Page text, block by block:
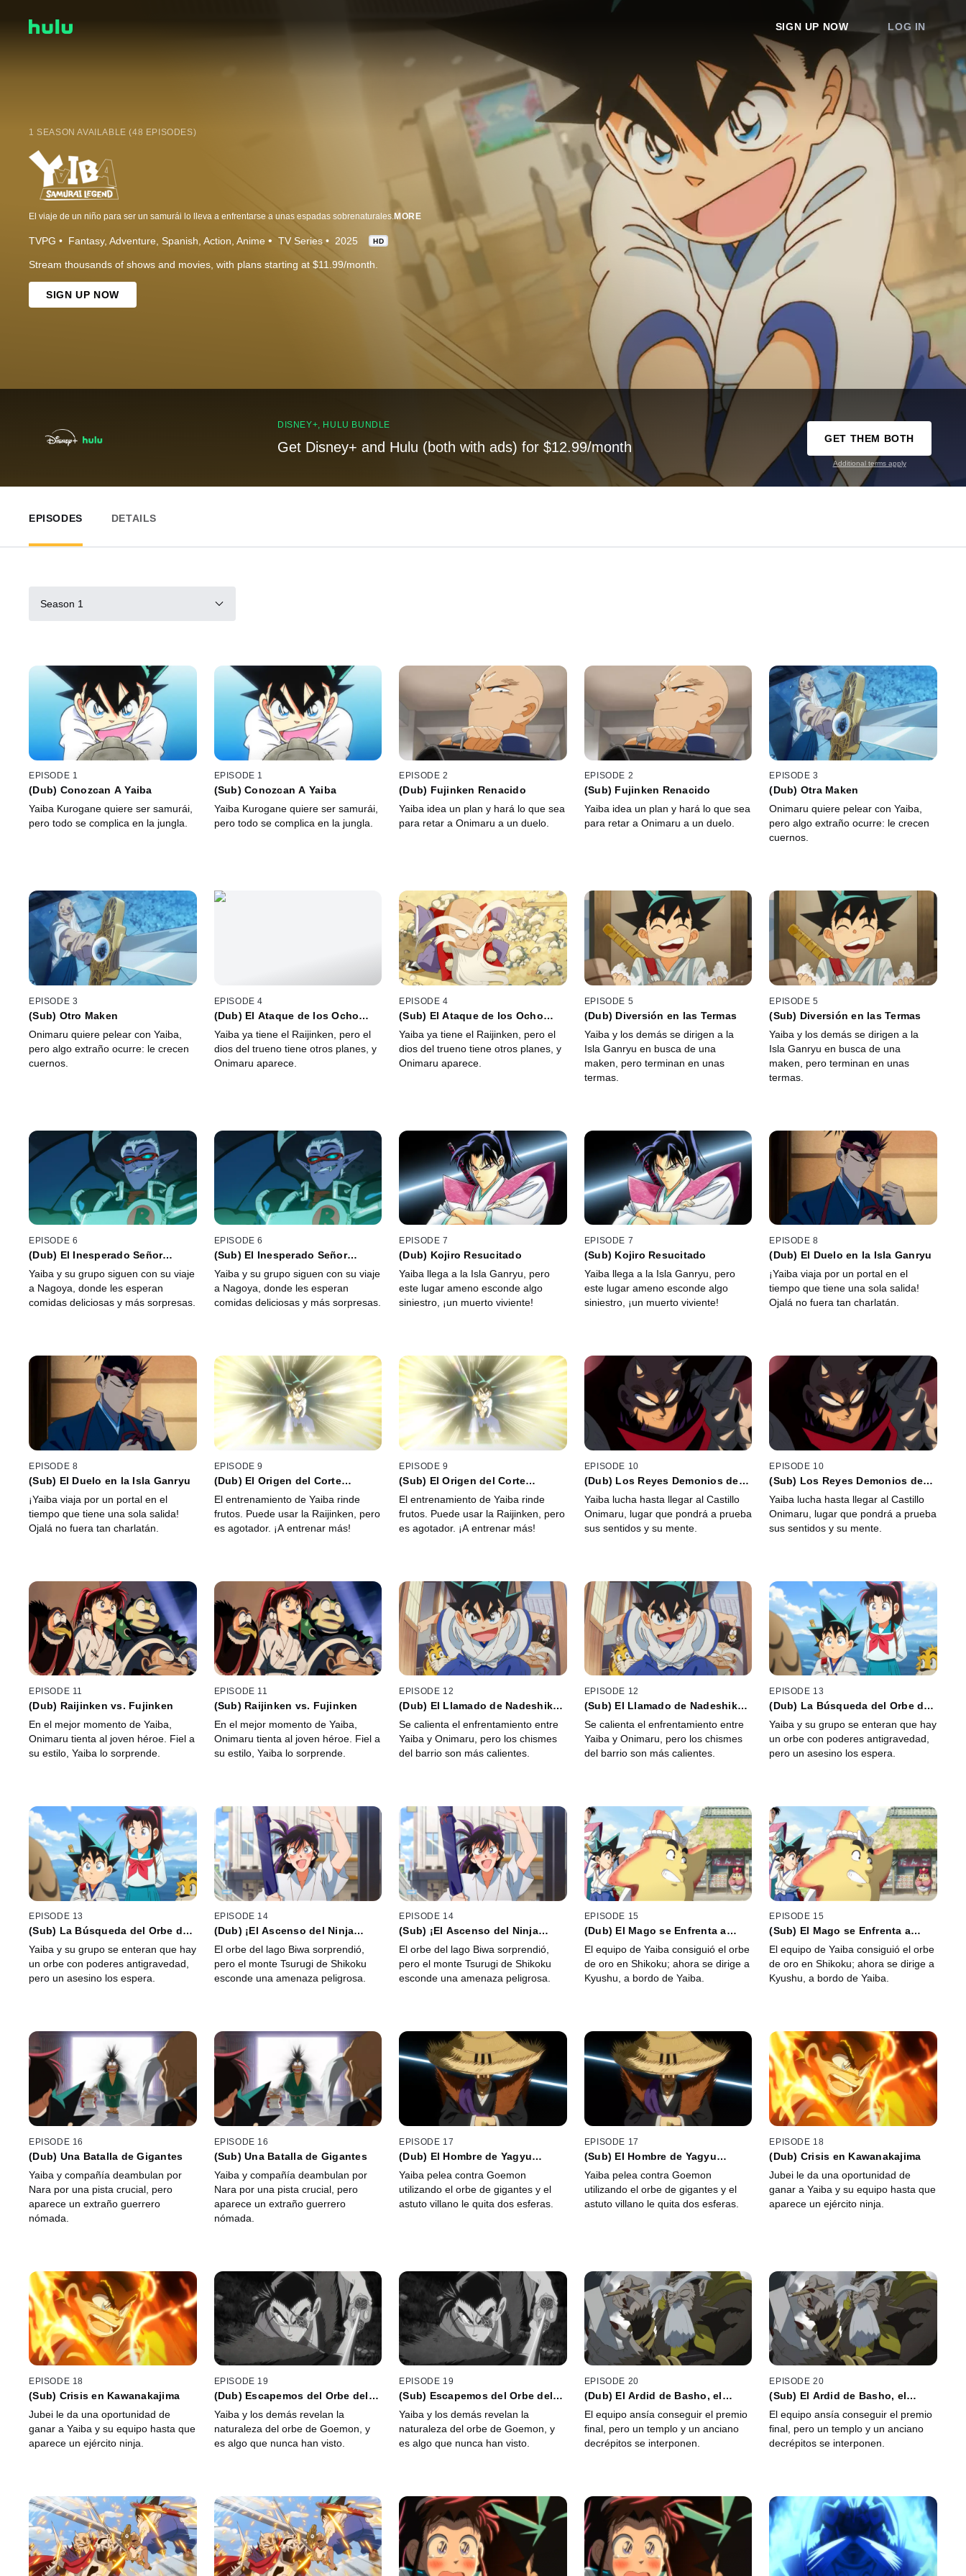
SIGN UP NOW LOG IN
1 SEASON AVAILABLE (48 EPISODES)
El viaje de un niño para ser un samurái lo lleva a enfrentarse a unas espadas sobrenaturales. MORE
TVPG Fantasy Adventure Spanish Action Anime TV Series 2025 HD
Stream thousands of shows and movies, with plans starting at $11.99/month.
SIGN UP NOW
DISNEY+, HULU BUNDLE
Get Disney+ and Hulu (both with ads) for $12.99/month
GET THEM BOTH
Additional terms apply
EPISODES DETAILS
Season 1
EPISODE 1
(Dub) Conozcan A Yaiba
Yaiba Kurogane quiere ser samurái,
pero todo se complica en la jungla.
EPISODE 1
(Sub) Conozcan A Yaiba
Yaiba Kurogane quiere ser samurái,
pero todo se complica en la jungla.
EPISODE 2
(Dub) Fujinken Renacido
Yaiba idea un plan y hará lo que sea
para retar a Onimaru a un duelo.
EPISODE 2
(Sub) Fujinken Renacido
Yaiba idea un plan y hará lo que sea
para retar a Onimaru a un duelo.
EPISODE 3
(Dub) Otra Maken
Onimaru quiere pelear con Yaiba,
pero algo extraño ocurre: le crecen
cuernos.
EPISODE 3
(Sub) Otro Maken
Onimaru quiere pelear con Yaiba,
pero algo extraño ocurre: le crecen
cuernos.
EPISODE 4
(Dub) El Ataque de los Ocho
Yaiba ya tiene el Raijinken, pero el
dios del trueno tiene otros planes, y
Onimaru aparece.
EPISODE 4
(Sub) El Ataque de los Ocho
Yaiba ya tiene el Raijinken, pero el
dios del trueno tiene otros planes, y
Onimaru aparece.
EPISODE 5
(Dub) Diversión en las Termas
Yaiba y los demás se dirigen a la
Isla Ganryu en busca de una
maken, pero terminan en unas
termas.
EPISODE 5
(Sub) Diversión en las Termas
Yaiba y los demás se dirigen a la
Isla Ganryu en busca de una
maken, pero terminan en unas
termas.
EPISODE 6
(Dub) El Inesperado Señor
Yaiba y su grupo siguen con su viaje
a Nagoya, donde les esperan
comidas deliciosas y más sorpresas.
EPISODE 6
(Sub) El Inesperado Señor
Yaiba y su grupo siguen con su viaje
a Nagoya, donde les esperan
comidas deliciosas y más sorpresas.
EPISODE 7
(Dub) Kojiro Resucitado
Yaiba llega a la Isla Ganryu, pero
este lugar ameno esconde algo
siniestro, ¡un muerto viviente!
EPISODE 7
(Sub) Kojiro Resucitado
Yaiba llega a la Isla Ganryu, pero
este lugar ameno esconde algo
siniestro, ¡un muerto viviente!
EPISODE 8
(Dub) El Duelo en la Isla Ganryu
¡Yaiba viaja por un portal en el
tiempo que tiene una sola salida!
Ojalá no fuera tan charlatán.
EPISODE 8
(Sub) El Duelo en la Isla Ganryu
¡Yaiba viaja por un portal en el
tiempo que tiene una sola salida!
Ojalá no fuera tan charlatán.
EPISODE 9
(Dub) El Origen del Corte
El entrenamiento de Yaiba rinde
frutos. Puede usar la Raijinken, pero
es agotador. ¡A entrenar más!
EPISODE 9
(Sub) El Origen del Corte
El entrenamiento de Yaiba rinde
frutos. Puede usar la Raijinken, pero
es agotador. ¡A entrenar más!
EPISODE 10
(Dub) Los Reyes Demonios de
Yaiba lucha hasta llegar al Castillo
Onimaru, lugar que pondrá a prueba
sus sentidos y su mente.
EPISODE 10
(Sub) Los Reyes Demonios de
Yaiba lucha hasta llegar al Castillo
Onimaru, lugar que pondrá a prueba
sus sentidos y su mente.
EPISODE 11
(Dub) Raijinken vs. Fujinken
En el mejor momento de Yaiba,
Onimaru tienta al joven héroe. Fiel a
su estilo, Yaiba lo sorprende.
EPISODE 11
(Sub) Raijinken vs. Fujinken
En el mejor momento de Yaiba,
Onimaru tienta al joven héroe. Fiel a
su estilo, Yaiba lo sorprende.
EPISODE 12
(Dub) El Llamado de Nadeshiko
Se calienta el enfrentamiento entre
Yaiba y Onimaru, pero los chismes
del barrio son más calientes.
EPISODE 12
(Sub) El Llamado de Nadeshiko
Se calienta el enfrentamiento entre
Yaiba y Onimaru, pero los chismes
del barrio son más calientes.
EPISODE 13
(Dub) La Búsqueda del Orbe del
Yaiba y su grupo se enteran que hay
un orbe con poderes antigravedad,
pero un asesino los espera.
EPISODE 13
(Sub) La Búsqueda del Orbe del
Yaiba y su grupo se enteran que hay
un orbe con poderes antigravedad,
pero un asesino los espera.
EPISODE 14
(Dub) ¡El Ascenso del Ninja
El orbe del lago Biwa sorprendió,
pero el monte Tsurugi de Shikoku
esconde una amenaza peligrosa.
EPISODE 14
(Sub) ¡El Ascenso del Ninja
El orbe del lago Biwa sorprendió,
pero el monte Tsurugi de Shikoku
esconde una amenaza peligrosa.
EPISODE 15
(Dub) El Mago se Enfrenta a
El equipo de Yaiba consiguió el orbe
de oro en Shikoku; ahora se dirige a
Kyushu, a bordo de Yaiba.
EPISODE 15
(Sub) El Mago se Enfrenta a
El equipo de Yaiba consiguió el orbe
de oro en Shikoku; ahora se dirige a
Kyushu, a bordo de Yaiba.
EPISODE 16
(Dub) Una Batalla de Gigantes
Yaiba y compañía deambulan por
Nara por una pista crucial, pero
aparece un extraño guerrero
nómada.
EPISODE 16
(Sub) Una Batalla de Gigantes
Yaiba y compañía deambulan por
Nara por una pista crucial, pero
aparece un extraño guerrero
nómada.
EPISODE 17
(Dub) El Hombre de Yagyu
Yaiba pelea contra Goemon
utilizando el orbe de gigantes y el
astuto villano le quita dos esferas.
EPISODE 17
(Sub) El Hombre de Yagyu
Yaiba pelea contra Goemon
utilizando el orbe de gigantes y el
astuto villano le quita dos esferas.
EPISODE 18
(Dub) Crisis en Kawanakajima
Jubei le da una oportunidad de
ganar a Yaiba y su equipo hasta que
aparece un ejército ninja.
EPISODE 18
(Sub) Crisis en Kawanakajima
Jubei le da una oportunidad de
ganar a Yaiba y su equipo hasta que
aparece un ejército ninja.
EPISODE 19
(Dub) Escapemos del Orbe del
Yaiba y los demás revelan la
naturaleza del orbe de Goemon, y
es algo que nunca han visto.
EPISODE 19
(Sub) Escapemos del Orbe del
Yaiba y los demás revelan la
naturaleza del orbe de Goemon, y
es algo que nunca han visto.
EPISODE 20
(Dub) El Ardid de Basho, el
El equipo ansía conseguir el premio
final, pero un templo y un anciano
decrépitos se interponen.
EPISODE 20
(Sub) El Ardid de Basho, el
El equipo ansía conseguir el premio
final, pero un templo y un anciano
decrépitos se interponen.